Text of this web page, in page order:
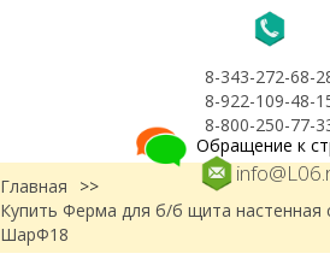
8-343-272-68-
8-922-109-48-
8-800-250-77-
Обращение к
Главная
>>
Купить Ферма для б/б щита настенная
ШарФ18